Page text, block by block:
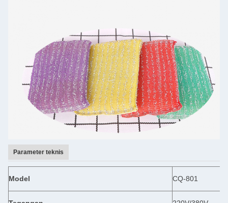
Parameter teknis
Model CQ-801